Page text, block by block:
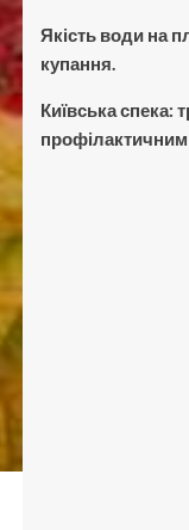
Якість води на
купання.
Київська спека: